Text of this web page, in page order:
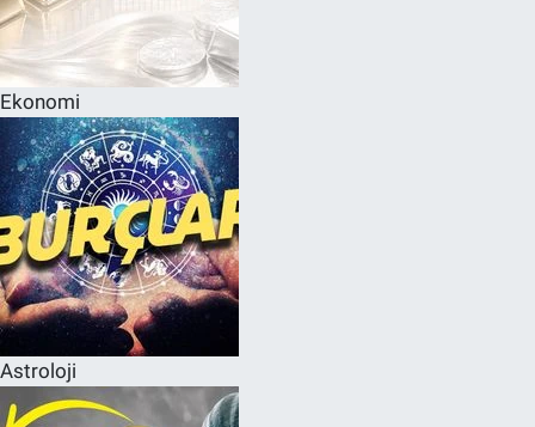
Ekonomi
Astroloji